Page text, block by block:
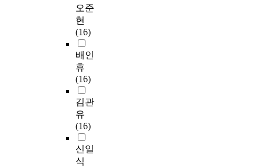
오준
현
(16)
배인
휴
(16)
김관
유
(16)
신일
식